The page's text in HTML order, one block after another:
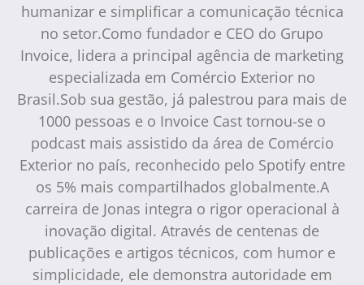
humanizar e simplificar a comunicação técnica
no setor.Como fundador e CEO do Grupo
Invoice, lidera a principal agência de marketing
especializada em Comércio Exterior no
Brasil.Sob sua gestão, já palestrou para mais de
1000 pessoas e o Invoice Cast tornou-se o
podcast mais assistido da área de Comércio
Exterior no país, reconhecido pelo Spotify entre
os 5% mais compartilhados globalmente.A
carreira de Jonas integra o rigor operacional à
inovação digital. Através de centenas de
publicações e artigos técnicos, com humor e
simplicidade, ele demonstra autoridade em